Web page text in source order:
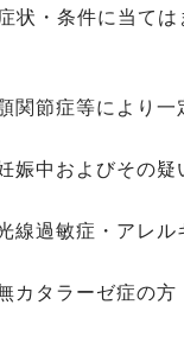
状・条件に当て
関節症等により⼀
娠中およびその疑
線過敏症・アレル
カタラーゼ症の⽅